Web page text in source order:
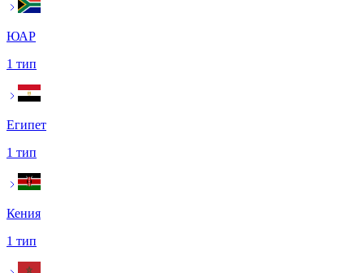
ЮАР
1 тип
Египет
1 тип
Кения
1 тип